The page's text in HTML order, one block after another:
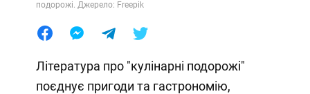
подорожі. Джерело: Freepik
Література про "кулінарні подорожі"
поєднує пригоди та гастрономію,